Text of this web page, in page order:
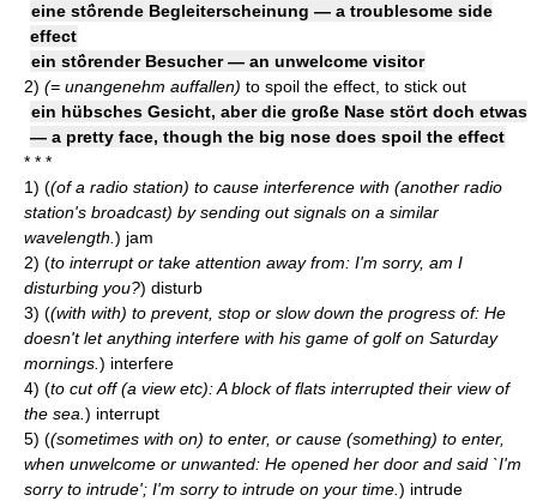
eine stö́rende Begleiterscheinung — a troublesome side
effect
ein stö́render Besucher — an unwelcome visitor
2) (= unangenehm auffallen) to spoil the effect, to stick out
ein hübsches Gesicht, aber die große Nase stört doch etwas
— a pretty face, though the big nose does spoil the effect
* * *
1) ((of a radio station) to cause interference with (another radio
station's broadcast) by sending out signals on a similar
wavelength.) jam
2) (to interrupt or take attention away from: I'm sorry, am I
disturbing you?) disturb
3) ((with with) to prevent, stop or slow down the progress of: He
doesn't let anything interfere with his game of golf on Saturday
mornings.) interfere
4) (to cut off (a view etc): A block of flats interrupted their view of
the sea.) interrupt
5) ((sometimes with on) to enter, or cause (something) to enter,
when unwelcome or unwanted: He opened her door and said `I'm
sorry to intrude'; I'm sorry to intrude on your time.) intrude